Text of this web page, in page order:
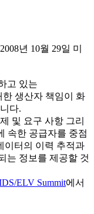
년 10월 29일 미
고 있는
한 생산자 책임이 화
다.
및 요구 사항 그리
속한 공급자를 중점
이터의 이력 추적과
는 정보를 제공할 것
ELV Summit에서